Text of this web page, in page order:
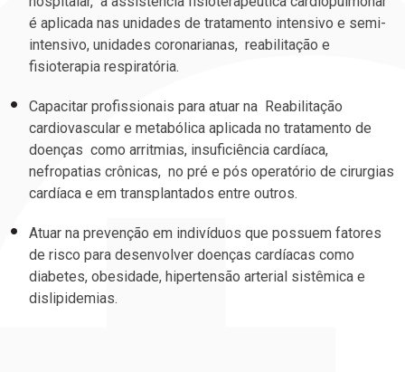
é aplicada nas unidades de tratamento intensivo e semi-
intensivo, unidades coronarianas, reabilitação e
fisioterapia respiratória.
Capacitar profissionais para atuar na Reabilitação
cardiovascular e metabólica aplicada no tratamento de
doenças como arritmias, insuficiência cardíaca,
nefropatias crônicas, no pré e pós operatório de cirurgias
cardíaca e em transplantados entre outros.
Atuar na prevenção em indivíduos que possuem fatores
de risco para desenvolver doenças cardíacas como
diabetes, obesidade, hipertensão arterial sistêmica e
dislipidemias.